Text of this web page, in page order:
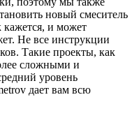
новый смеситель
кажется, и может
Не все инструкции
Такие проекты, как
сложными и
уровень
дает вам всю